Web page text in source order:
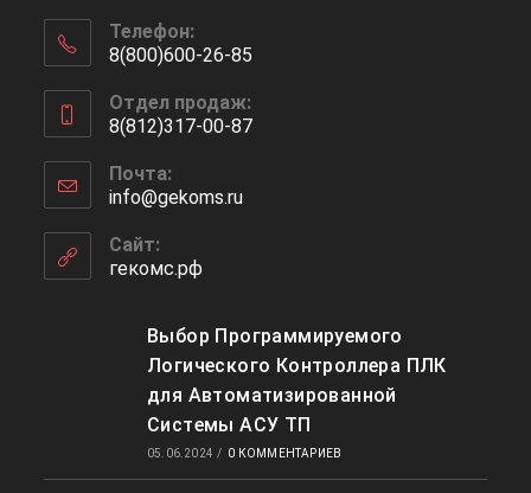
Телефон:
8(800)600-26-85
в
вашем
приложении
Отдел продаж:
8(812)317-00-87
в
вашем
приложении
Почта:
info@gekoms.ruОткроется
Сайт:
гекомс.рф
Выбор Программируемого
Логического Контроллера ПЛК
для Автоматизированной
Системы АСУ ТП
05.06.2024 / 0 КОММЕНТАРИЕВ